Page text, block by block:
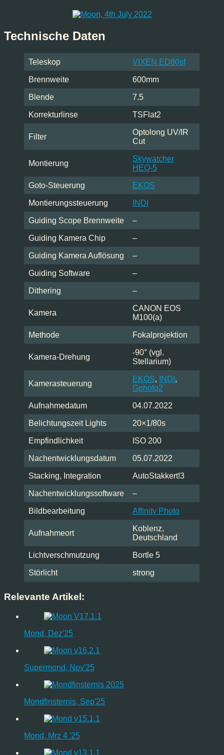
Technische Daten
Teleskop VIXEN ED80sf
Brennweite 600mm
Blende 7.5
Korrekturlinse TSFlat2
Filter
Optolong UV/IR
Cut
Montierung
Skywatcher
HEQ-5
Goto-Steuerung EKOS
Montierungssteuerung INDI
Guiding Scope Brennweite –
Guiding Kamera Chip –
Guiding Kamera Auflösung –
Guiding Software –
Dithering –
Kamera
CANON EOS
M100(a)
Methode Fokalprojektion
Kamera-Drehung
-90° (vgl.
Stellarium)
Kamerasteuerung
EKOS, INDI ,
Gphoto2
Aufnahmedatum 04.07.2022
Belichtungszeit Lights 20×1/80s
Empfindlichkeit ISO 200
Nachentwicklungsdatum 05.07.2022
Stacking, Integration AutoStakkert!3
Nachentwicklungssoftware –
Bildbearbeitung Affinity Photo
Aufnahmeort
Koblenz,
Deutschland
Lichtverschmutzung Bortle 5
Störlicht strong
Relevante Artikel:
Mond, Dez'25
Supermond, Nov'25
Mondfinsternis, Sep'25
Mond, Mrz 4 '25